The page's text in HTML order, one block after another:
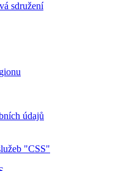
sdružení
údajů
"CSS"